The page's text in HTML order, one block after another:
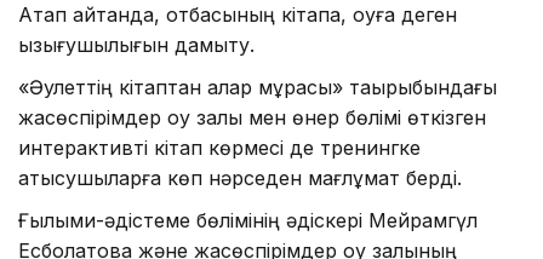
Атап айтқанда, отбасының кітапқа, оқуға деген
қызығушылығын дамыту.
«Әулеттің кітаптан алар мұрасы» тақырыбындағы
жасөспірімдер оқу залы мен өнер бөлімі өткізген
интерактивті кітап көрмесі де тренингке
қатысушыларға көп нәрседен мағлұмат берді.
Ғылыми-әдістеме бөлімінің әдіскері Мейрамгүл
Есболатова және жасөспірімдер оқу залының